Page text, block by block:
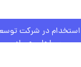
در شرکت
سپاهان همراه